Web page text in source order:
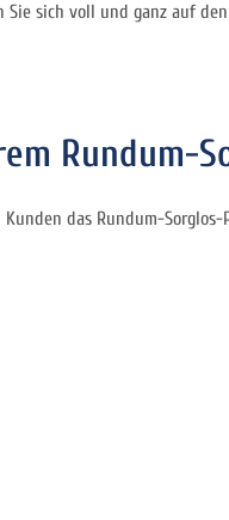
Sie sich voll und ganz auf
Rundum-
das Rundum-